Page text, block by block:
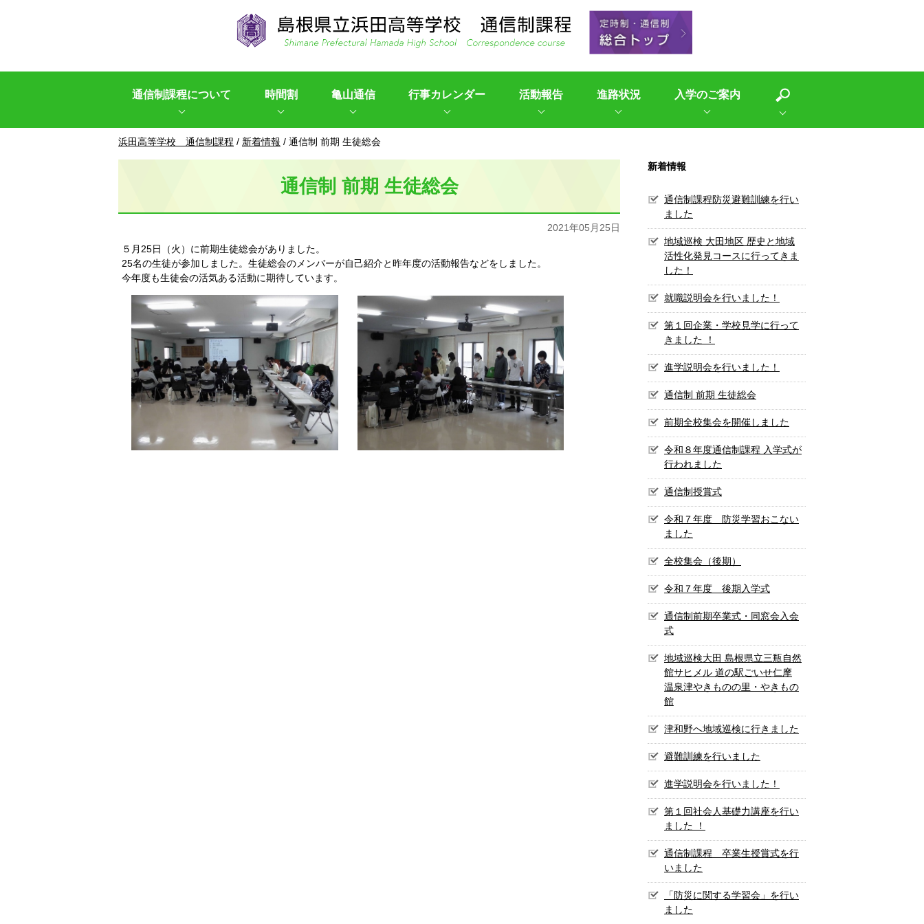
通信制課程について 時間割 亀山通信 行事カレンダー 活動報告 進路状況 入学のご案内
現
浜田高等学校 通信制課程 / 新着情報 / 通信制 前期 生徒総会
通信制 前期 生徒総会
2021年05月25日
５月25日（火）に前期生徒総会がありました。
25名の生徒が参加しました。生徒総会のメンバーが自己紹介と昨年度の活動報告などをしました。
今年度も生徒会の活気ある活動に期待しています。
新着情報
通信制課程防災避難訓練を行い
ました
地域巡検 大田地区 歴史と地域
活性化発見コースに行ってきま
した！
就職説明会を行いました！
第１回企業・学校見学に行って
きました ！
進学説明会を行いました！
通信制 前期 生徒総会
前期全校集会を開催しました
令和８年度通信制課程 入学式が
行われました
通信制授賞式
令和７年度 防災学習おこない
ました
全校集会（後期）
令和７年度 後期入学式
通信制前期卒業式・同窓会入会
式
地域巡検大田 島根県立三瓶自然
館サヒメル 道の駅ごいせ仁摩
温泉津やきものの里・やきもの
館
津和野へ地域巡検に行きました
避難訓練を行いました
進学説明会を行いました！
第１回社会人基礎力講座を行い
ました ！
通信制課程 卒業生授賞式を行
いました
「防災に関する学習会」を行い
ました